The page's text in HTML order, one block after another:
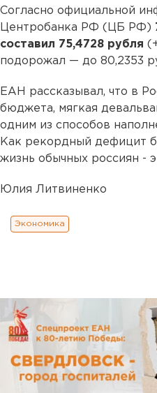
Согласно официальной
Центробанка РФ (ЦБ РФ)
составил 75,4728 рубля
подорожал — до 80,2353
ЕАН рассказывал, что в
бюджета, мягкая
одним из способов
Как рекордный дефицит
жизнь обычных россиян -
Юлия Литвиненко
Экономика